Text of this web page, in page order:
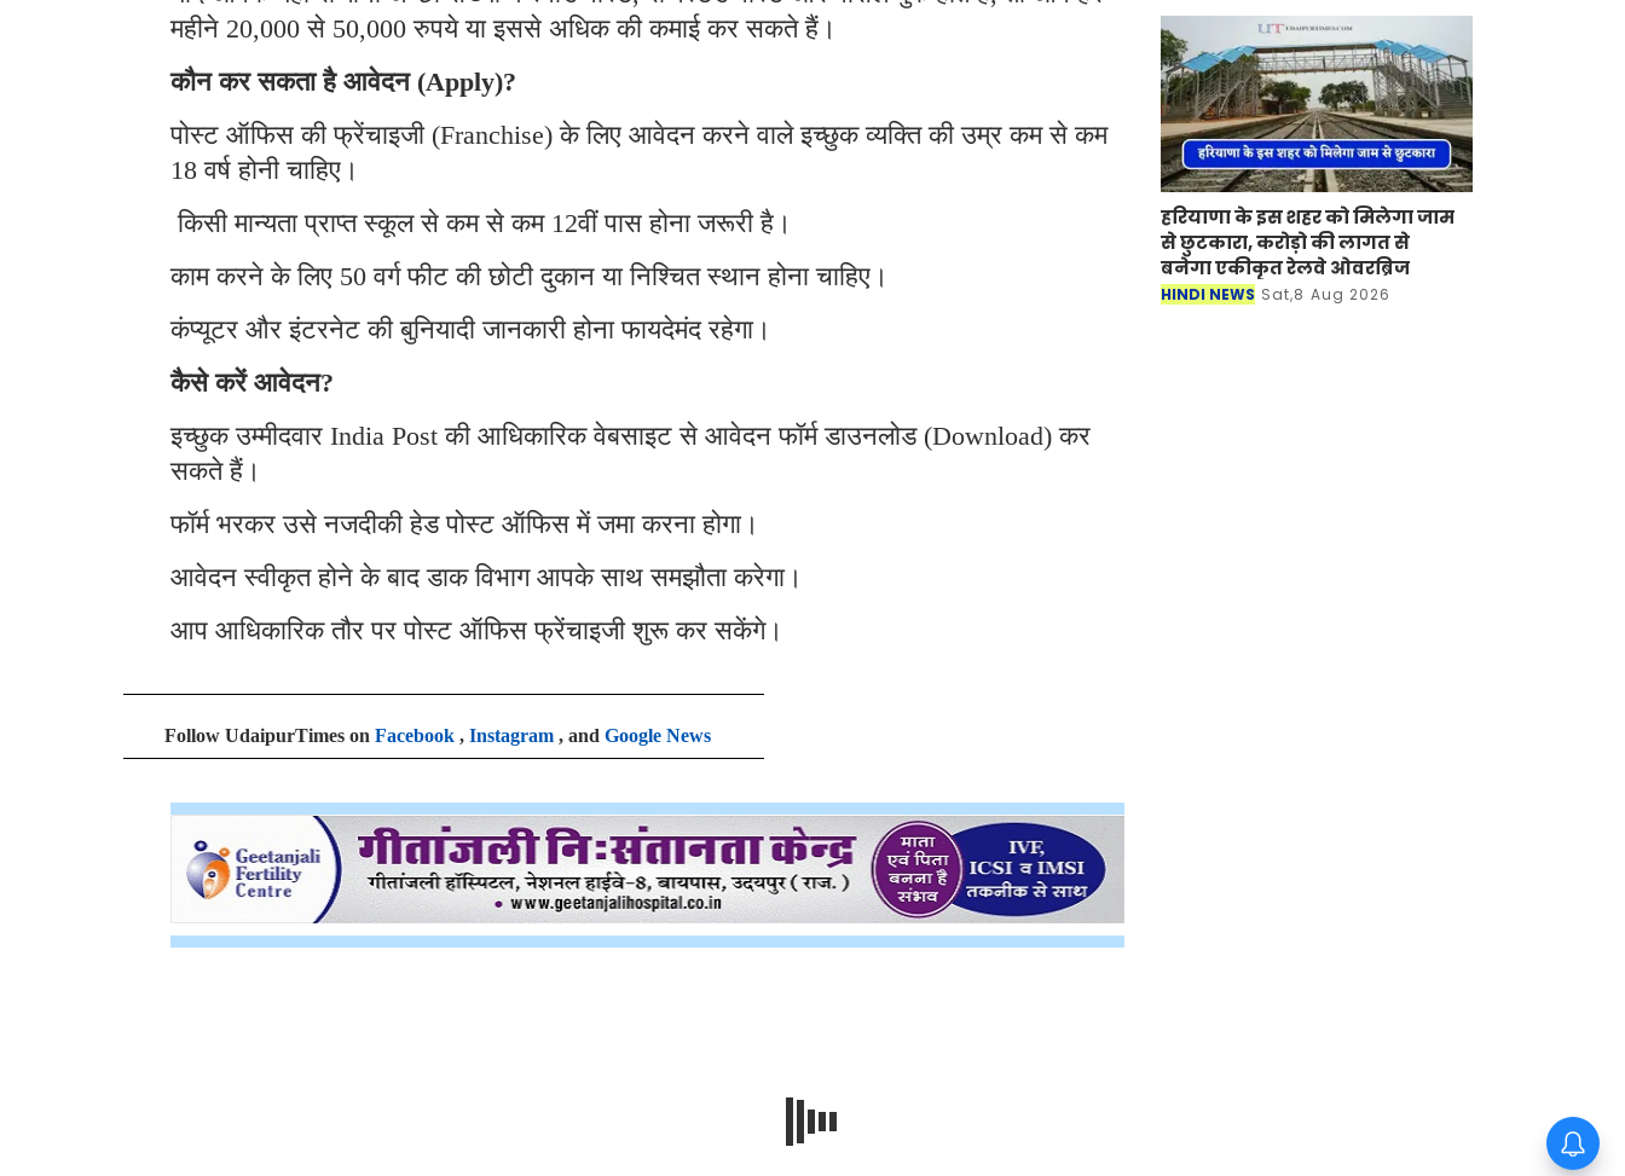
महीने 20,000 से 50,000 रुपये या इससे अधिक की कमाई कर सकते हैं।
कौन कर सकता है आवेदन (Apply)?
पोस्ट ऑफिस की फ्रेंचाइजी (Franchise) के लिए आवेदन करने वाले इच्छुक व्यक्ति की उम्र कम से कम
18 वर्ष होनी चाहिए।
किसी मान्यता प्राप्त स्कूल से कम से कम 12वीं पास होना जरूरी है।
काम करने के लिए 50 वर्ग फीट की छोटी दुकान या निश्चित स्थान होना चाहिए।
कंप्यूटर और इंटरनेट की बुनियादी जानकारी होना फायदेमंद रहेगा।
कैसे करें आवेदन?
इच्छुक उम्मीदवार India Post की आधिकारिक वेबसाइट से आवेदन फॉर्म डाउनलोड (Download) कर
सकते हैं।
फॉर्म भरकर उसे नजदीकी हेड पोस्ट ऑफिस में जमा करना होगा।
आवेदन स्वीकृत होने के बाद डाक विभाग आपके साथ समझौता करेगा।
आप आधिकारिक तौर पर पोस्ट ऑफिस फ्रेंचाइजी शुरू कर सकेंगे।
Follow UdaipurTimes on Facebook , Instagram , and Google News
हरियाणा के इस शहर को मिलेगा जाम
से छुटकारा, करोड़ो की लागत से
बनेगा एकीकृत रेलवे ओवरब्रिज
HINDI NEWS Sat,8 Aug 2026